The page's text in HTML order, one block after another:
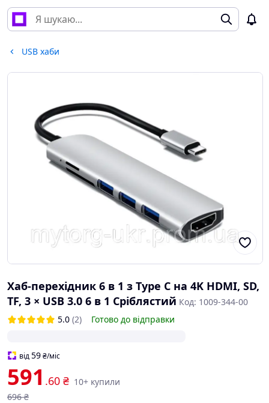
USB хаби
Хаб-перехідник 6 в 1 з Type C на 4K HDMI, SD,
TF, 3 × USB 3.0 6 в 1 Сріблястий Код: 1009-344-00
5.0 (2) Готово до відправки
від59₴/міс
591 .60 ₴ 10+ купили
696 ₴